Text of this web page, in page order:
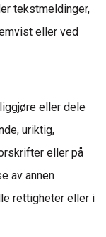
tekstmeldinger,
eller ved
eller dele
uriktig,
eller på
av annen
rettigheter eller i